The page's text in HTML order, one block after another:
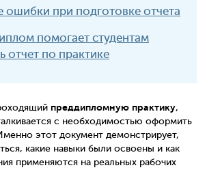
ошибки при подготовке отчета
помогает студентам
отчет по практике
преддипломную практику,
с необходимостью оформить
этот документ демонстрирует,
какие навыки были освоены и как
применяются на реальных рабочих